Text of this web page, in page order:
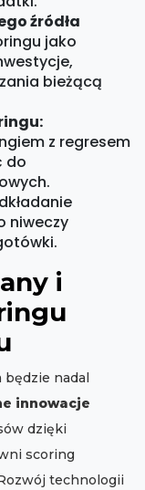
źródła
jako
bieżącą
z regresem
do
niweczy
i
nadal
innowacje
dzięki
scoring
technologii